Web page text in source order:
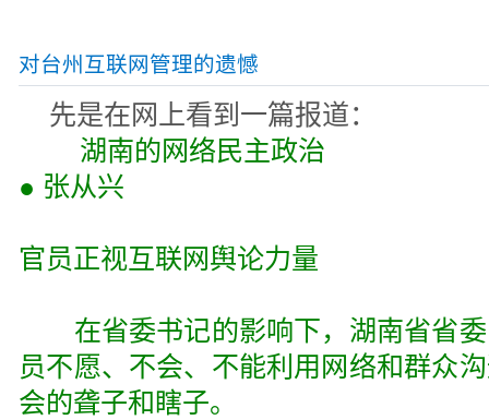
对台州互联网管理的遗憾
先是在网上看到一篇报道：
湖南的网络民主政治
● 张从兴
官员正视互联网舆论力量
在省委书记的影响下，湖南省省委
员不愿、不会、不能利用网络和群众
会的聋子和瞎子。